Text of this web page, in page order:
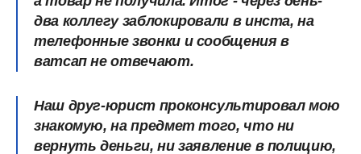
два коллегу заблокировали в инста, на
телефонные звонки и сообщения в
ватсап не отвечают.
Наш друг-юрист проконсультировал мою
знакомую, на предмет того, что ни
вернуть деньги, ни заявление в полицию,